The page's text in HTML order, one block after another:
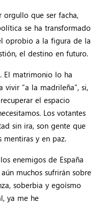
orgullo que ser facha,
se ha transformado
oprobio a la figura de la
el destino en futuro.
El matrimonio lo ha
“a la madrileña”, si,
el espacio
Los votantes
sin ira, son gente que
mentiras y en paz.
enemigos de España
muchos sufrirán sobre
soberbia y egoísmo
ya me he